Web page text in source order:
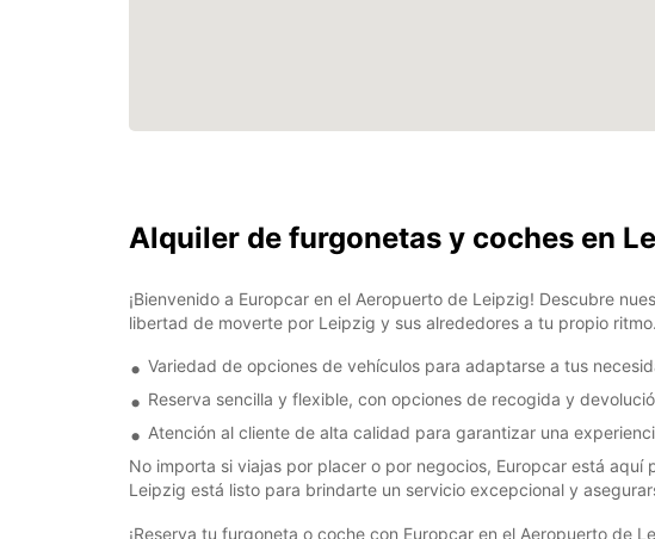
Alquiler de furgonetas y coches en
¡Bienvenido a Europcar en el Aeropuerto de Leipzig! Descubre
libertad de moverte por Leipzig y sus alrededores a tu propio ritmo.
Variedad de opciones de vehículos para adaptarse a tus
Reserva sencilla y flexible, con opciones de recogida y
Atención al cliente de alta calidad para garantizar una
No importa si viajas por placer o por negocios, Europcar está
Leipzig está listo para brindarte un servicio excepcional y
¡Reserva tu furgoneta o coche con Europcar en el Aeropuerto de